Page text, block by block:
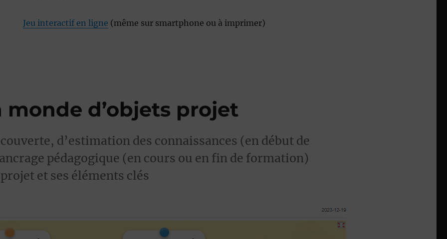
Jeu interactif en ligne (même sur smartphone ou à imprimer)
monde d’objets projet
d’estimation des connaissances (en début de
pédagogique (en cours ou en fin de formation)
et ses éléments clés